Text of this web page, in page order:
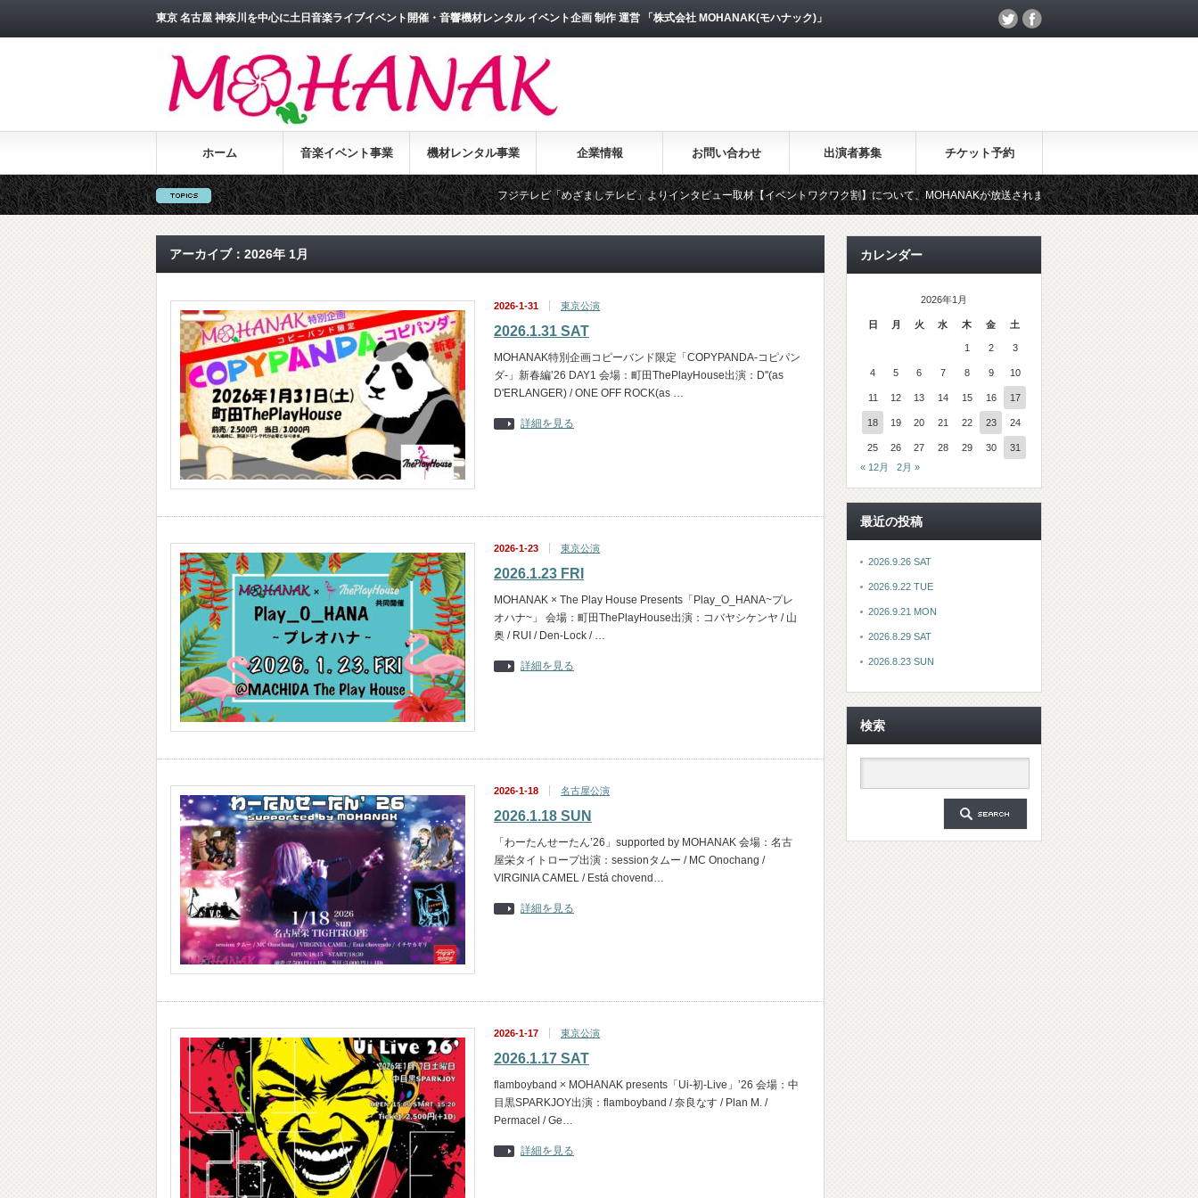
東京 名古屋 神奈川を中心に土日音楽ライブイベント開催・音響機材レンタル イベント企画 制作 運営 「株式会社 MOHANAK(モハナック)」
ホーム 音楽イベント事業 機材レンタル事業 企業情報 お問い合わせ 出演者募集 チケット予約
フジテレビ「めざましテレビ」よりインタビュー取材【イベントワクワク割】について、MOHANAKが放送されました。 日本テレビ「
アーカイブ：2026年 1月
2026-1-31 東京公演
2026.1.31 SAT
MOHANAK特別企画コピーバンド限定「COPYPANDA-コピパン
ダ-」新春編’26 DAY1 会場：町田ThePlayHouse出演：D''(as
D'ERLANGER) / ONE OFF ROCK(as …
詳細を見る
2026-1-23 東京公演
2026.1.23 FRI
MOHANAK × The Play House Presents「Play_O_HANA~プレ
オハナ~」 会場：町田ThePlayHouse出演：コバヤシケンヤ / 山
奥 / RUI / Den-Lock / …
詳細を見る
2026-1-18 名古屋公演
2026.1.18 SUN
「わーたんせーたん’26」supported by MOHANAK 会場：名古
屋栄タイトロープ出演：sessionタムー / MC Onochang /
VIRGINIA CAMEL / Está chovend…
詳細を見る
2026-1-17 東京公演
2026.1.17 SAT
flamboyband × MOHANAK presents「Ui-初-Live」’26 会場：中
目黒SPARKJOY出演：flamboyband / 奈良なす / Plan M. /
Permacel / Ge…
詳細を見る
カレンダー
2026年1月
日 月 火 水 木 金 土
1 2 3
4 5 6 7 8 9 10
11 12 13 14 15 16 17
18 19 20 21 22 23 24
25 26 27 28 29 30
31
« 12月
2月 »
最近の投稿
2026.9.26 SAT
2026.9.22 TUE
2026.9.21 MON
2026.8.29 SAT
2026.8.23 SUN
検索